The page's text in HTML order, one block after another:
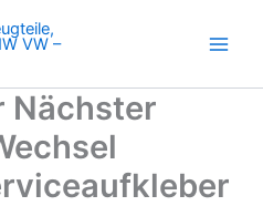
Nächster